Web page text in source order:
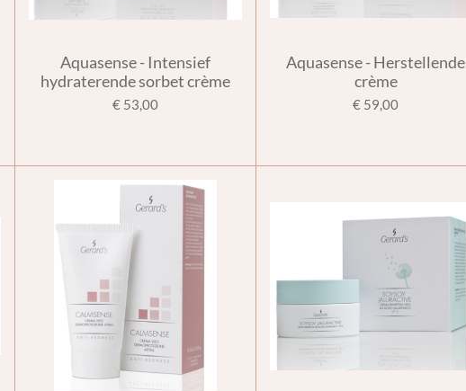
Aquasense - Intensief
hydraterende sorbet crème
€ 53,00
Aquasense - Herstellende
crème
€ 59,00